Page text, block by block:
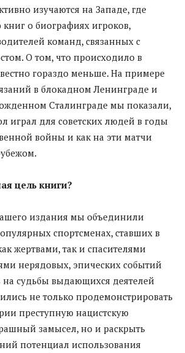
изучаются на Западе, где
о биографиях игроков,
команд, связанных с
О том, что происходило в
гораздо меньше. На примере
в блокадном Ленинграде и
Сталинграде мы показали,
играл для советских людей в годы
войны и как на эти матчи
цель книги?
издания мы объединили
спортсменах, ставших в
жертвами, так и спасителями
нерядовых, эпических событий
судьбы выдающихся деятелей
не только продемонстрировать
преступную нацистскую
замысел, но и раскрыть
потенциал использования